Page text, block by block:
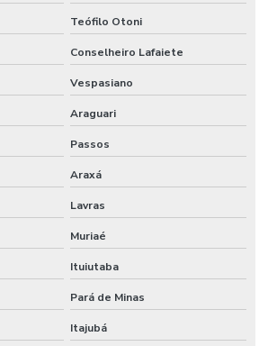
Teófilo Otoni
Conselheiro Lafaiete
Vespasiano
Araguari
Passos
Araxá
Lavras
Muriaé
Ituiutaba
Pará de Minas
Itajubá